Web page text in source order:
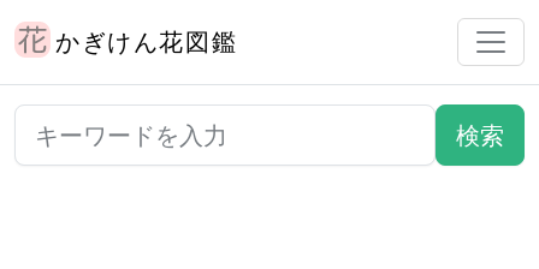
かぎけん花図鑑